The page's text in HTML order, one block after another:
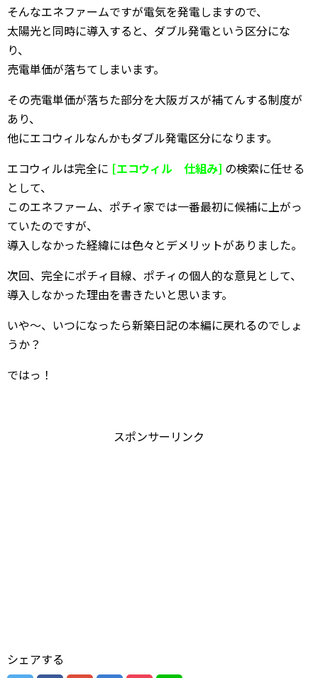
そんなエネファームですが電気を発電しますので、
太陽光と同時に導入すると、ダブル発電という区分にな
り、
売電単価が落ちてしまいます。
その売電単価が落ちた部分を大阪ガスが補てんする制度が
あり、
他にエコウィルなんかもダブル発電区分になります。
エコウィルは完全に [エコウィル 仕組み] の検索に任せる
として、
このエネファーム、ポチィ家では一番最初に候補に上がっ
ていたのですが、
導入しなかった経緯には色々とデメリットがありました。
次回、完全にポチィ目線、ポチィの個人的な意見として、
導入しなかった理由を書きたいと思います。
いや～、いつになったら新築日記の本編に戻れるのでしょ
うか？
ではっ！
スポンサーリンク
シェアする